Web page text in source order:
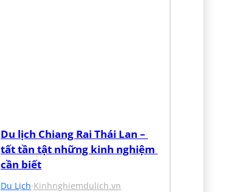
Du lịch Chiang Rai Thái Lan –
tất tần tật những kinh nghiệm
cần biết
Du Lịch·Kinhnghiemdulich.vn